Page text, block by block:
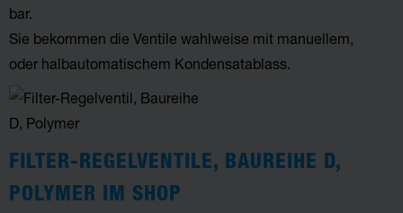
bar.
Sie bekommen die Ventile wahlweise mit manuellem,
oder halbautomatischem Kondensatablass.
FILTER-REGELVENTILE, BAUREIHE D,
POLYMER IM SHOP